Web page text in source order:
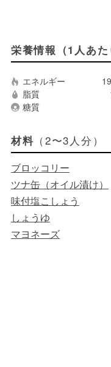
栄養情報（1人あた
エネルギー
脂質
糖質
材料 （2〜3人分）
ブロッコリー
ツナ缶（オイル漬け）
味付塩こしょう
しょうゆ
マヨネーズ